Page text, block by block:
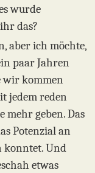
wurde
das?
aber ich möchte,
paar Jahren
wir kommen
jedem reden
mehr geben. Das
Potenzial an
konntet. Und
etwas